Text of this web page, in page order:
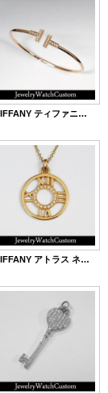
TIFFANY ティファニーT ワイヤーブレスレット アフターダイヤ
TIFFANY アトラス ネックレスペンダント アフターダイヤ